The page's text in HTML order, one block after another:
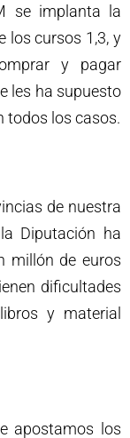
se implanta la
los cursos 1,3, y
y pagar
les ha supuesto
todos los casos.
de nuestra
Diputación ha
millón de euros
dificultades
y material
apostamos los